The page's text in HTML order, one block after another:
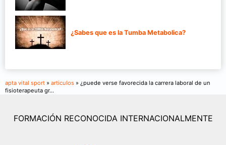
¿Sabes que es la Tumba Metabolica?
apta vital sport » articulos » ¿puede verse favorecida la carrera laboral de un
fisioterapeuta gr...
FORMACIÓN RECONOCIDA INTERNACIONALMENTE